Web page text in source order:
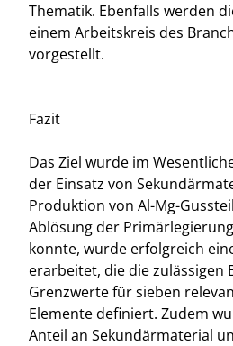
Thematik. Ebenfalls werden
einem Arbeitskreis des
vorgestellt.
Fazit
Das Ziel wurde im
der Einsatz von
Produktion von Al-Mg-
Ablösung der
konnte, wurde erfolgreich
erarbeitet, die die zulässigen
Grenzwerte für sieben
Elemente definiert. Zudem
Anteil an Sekundärmaterial